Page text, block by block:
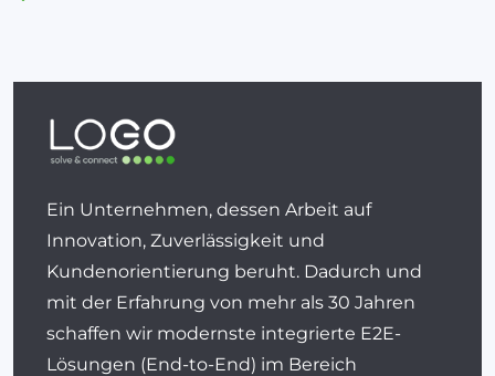
Ein Unternehmen, dessen Arbeit auf
Innovation, Zuverlässigkeit und
Kundenorientierung beruht. Dadurch und
mit der Erfahrung von mehr als 30 Jahren
schaffen wir modernste integrierte E2E-
Lösungen (End-to-End) im Bereich